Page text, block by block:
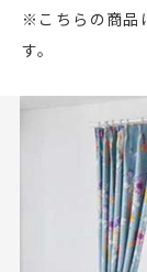
お客様の声
お問い合わせ
※こちらの商品
す。